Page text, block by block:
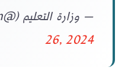
— وزارة التعليم (@moheriom)
26, 2024